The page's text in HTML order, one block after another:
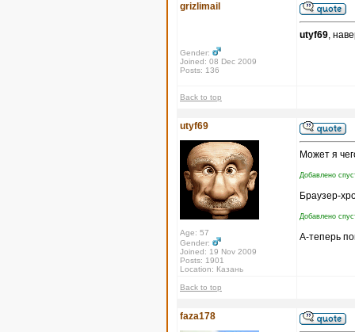
grizlimail
Gender:
Joined: 08 Dec 2009
Posts: 136
utyf69,
Back to top
utyf69
Age: 57
Gender:
Joined: 19 Nov 2009
Posts: 1901
Location: Казань
Может я
Добавлено
Браузер-
Добавлено
А-теперь
Back to top
faza178